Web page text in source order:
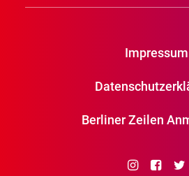
Impressum
Berliner Zeilen